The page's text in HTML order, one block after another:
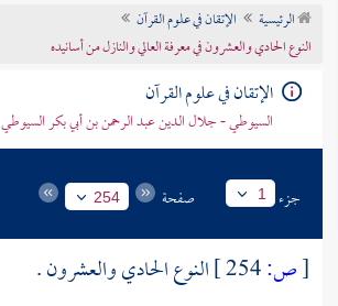
تراجم الأعلام
الرئيسية
الإتقان في علوم القرآن
النوع الحادي والعشرون في معرفة العالي والنازل من أسانيده
الإتقان في علوم القرآن
السيوطي - جلال الدين عبد الرحمن بن أبي بكر السيوطي
جزء 1 صفحة 254
[ص:
النوع الحادي والعشرون .